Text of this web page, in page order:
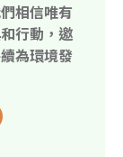
相信唯有
行動，邀
為環境發